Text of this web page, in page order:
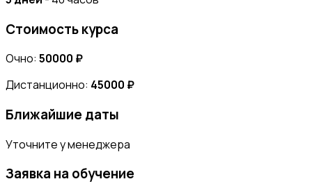
Стоимость курса
Очно: 50000 ₽
Дистанционно: 45000 ₽
Ближайшие даты
Уточните у менеджера
Заявка на обучение